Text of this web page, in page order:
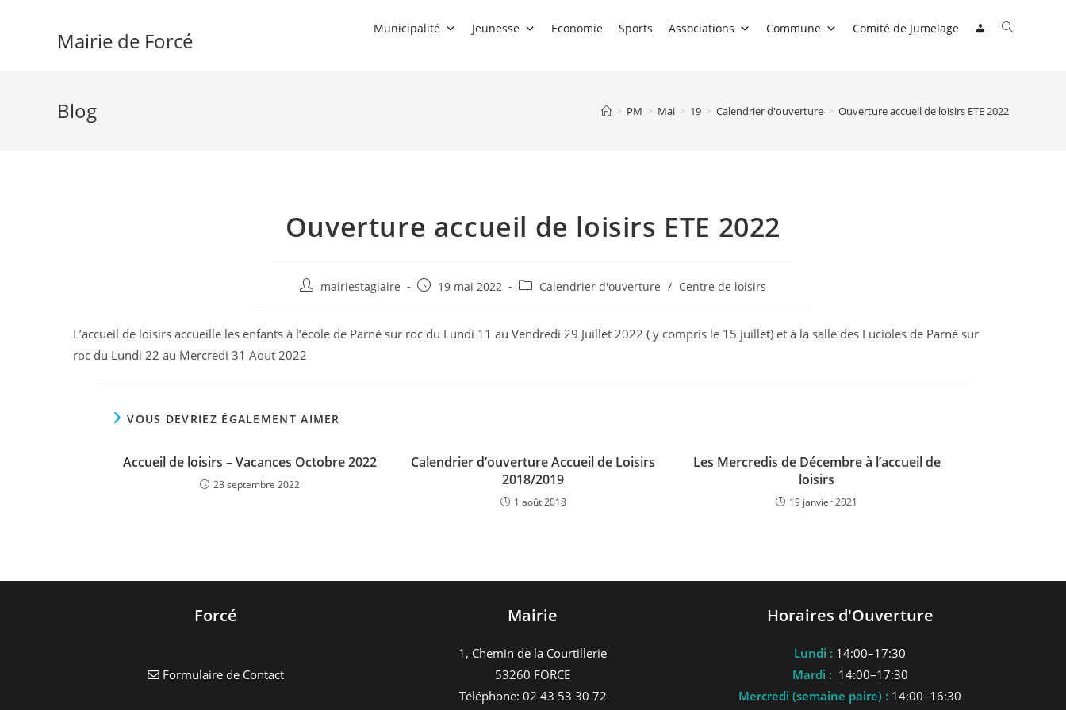
Mairie de Forcé Municipalité Jeunesse Economie Sports Associations Commune Comité de Jumelage Toggle
Blog > PM > Mai > 19 > Calendrier d'ouverture > Ouverture accueil de loisirs ETE 2022
Ouverture accueil de loisirs ETE 2022
Auteur/autrice
publication :
mairiestagiaire
Publication
19 mai 2022
Post Calendrier d'ouverture / Centre de loisirs
L’accueil de loisirs accueille les enfants à l’école de Parné sur roc du Lundi 11 au Vendredi 29 Juillet 2022 ( y compris le 15 juillet) et à la salle des Lucioles de Parné sur
roc du Lundi 22 au Mercredi 31 Aout 2022
VOUS DEVRIEZ ÉGALEMENT AIMER
Accueil de loisirs – Vacances Octobre 2022
23 septembre 2022
Calendrier d’ouverture Accueil de Loisirs
2018/2019
1 août 2018
Les Mercredis de Décembre à l’accueil de
loisirs
19 janvier 2021
Forcé
Formulaire de Contact
Mairie
1, Chemin de la Courtillerie
53260 FORCE
Téléphone: 02 43 53 30 72
Horaires d'Ouverture
Lundi : 14:00–17:30
Mardi : 14:00–17:30
Mercredi (semaine paire) : 14:00–16:30